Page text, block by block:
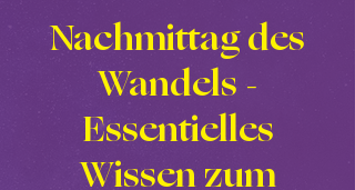
Nachmittag des
Wandels -
Essentielles
Wissen zum